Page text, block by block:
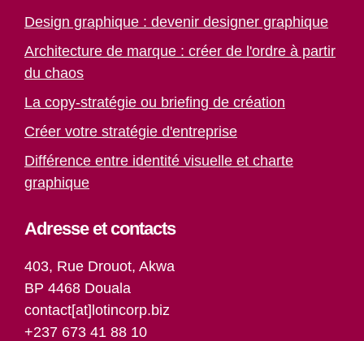
Design graphique : devenir designer graphique
Architecture de marque : créer de l'ordre à partir
du chaos
La copy-stratégie ou briefing de création
Créer votre stratégie d'entreprise
Différence entre identité visuelle et charte
graphique
Adresse et contacts
403, Rue Drouot, Akwa
BP 4468 Douala
contact[at]lotincorp.biz
+237 673 41 88 10